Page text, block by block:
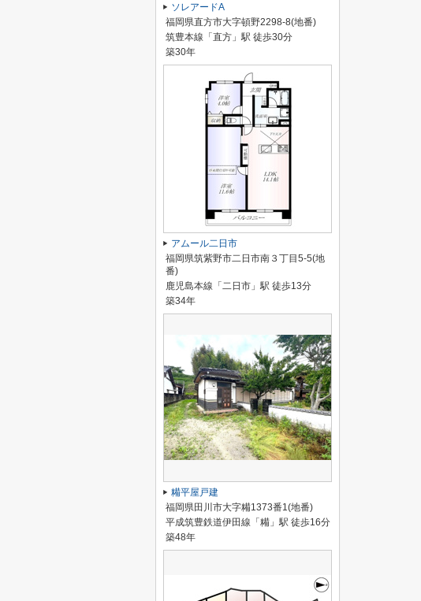
ソレアードA
福岡県直方市大字頓野2298-8(地番)
筑豊本線「直方」駅 徒歩30分
築30年
アムール二日市
福岡県筑紫野市二日市南３丁目5-5(地
番)
鹿児島本線「二日市」駅 徒歩13分
築34年
糒平屋戸建
福岡県田川市大字糒1373番1(地番)
平成筑豊鉄道伊田線「糒」駅 徒歩16分
築48年